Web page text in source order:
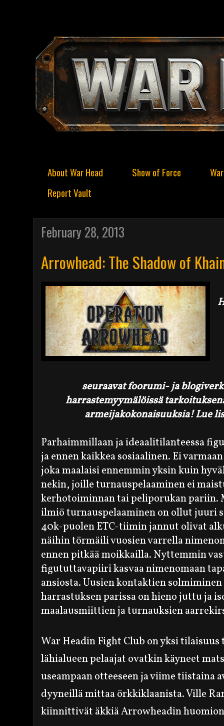
About War Head Show of Force
Report Vault
February 28, 2013
Arrowhead: The Shadow of
seuraavat foorumi- ja
harrastemyymälöissä
armeijakokonaisuuksia! Lue
Parhaimmillaan ja ideaalitilanteessa
ja ennen kaikkea sosiaalinen. Ei
joka maalaisi ennemmin yksin kuin
nekin, joille turnauspelaaminen ei
kerhotoiminnan tai peliporukan pariin.
ilmiö turnauspelaaminen on ollut juuri
40k-puolen ETC-tiimin jannut olivat
näihintörmäili vuosien varrella
ennen pitkää moikkailla. Nyttemmin
figututtavapiiri kasvaanimenomaan
ansiosta. Uusien kontaktien
harrastuksen parissa on hieno juttu ja
maalausmiittien ja turnauksien
War Headin Fight Club on yksi tilaisuus
lähialueen pelaajat ovatkin käyneet
useampaan otteeseen ja viime tiistaina
dyyneillä mittaa örkkiklaanista. Ville
kiinnittivät äkkiä Arrowheadin